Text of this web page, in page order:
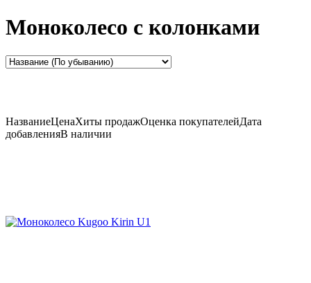
Моноколесо с колонками
НазваниеЦенаХиты продажОценка покупателейДата
добавленияВ наличии